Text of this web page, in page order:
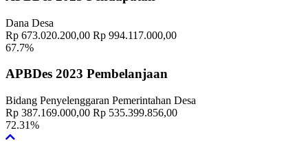
Dana Desa
Rp 673.020.200,00 Rp 994.117.000,00
67.7%
APBDes 2023 Pembelanjaan
Bidang Penyelenggaran Pemerintahan Desa
Rp 387.169.000,00 Rp 535.399.856,00
72.31%